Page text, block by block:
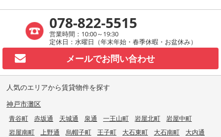
078-822-5515
営業時間：10:00～19:30
定休日：水曜日（年末年始・春季休暇・お盆休み）
メールでお問い合わせ
人気のエリアから賃貸物件を探す
神戸市灘区
青谷町 赤坂通 天城通 泉通 一王山町 岩屋北町
岩屋中町
岩屋南町
上野通 烏帽子町 王子町 大石東町 大石南町
大内通